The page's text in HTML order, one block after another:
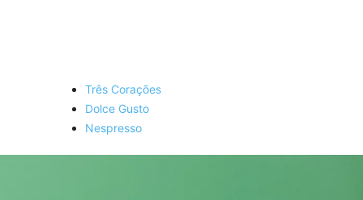
Três Corações
Dolce Gusto
Nespresso